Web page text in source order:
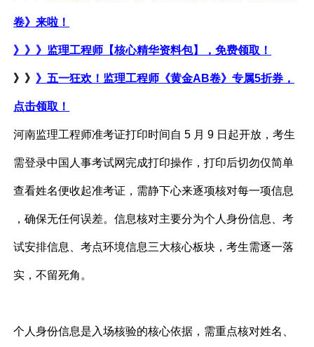
卷》来啦！
》》》监理工程师【核心精华资料包】，免费领取！
》》 》五一狂欢！ 监理工程师《黄金AB卷》专属5折券，
点击领取！
河南监理工程师准考证打印时间自 5 月 9 日起开放，考生
需登录中国人事考试网完成打印操作，打印后切勿仅简单
查看姓名便收起准考证，需静下心来逐项核对每一项信息
，确保无任何误差。信息核对主要分为个人身份信息、考
试安排信息、考点环境信息三大核心板块，考生需逐一落
实，不留死角。
个人身份信息是入场核验的核心依据，需重点核对姓名、